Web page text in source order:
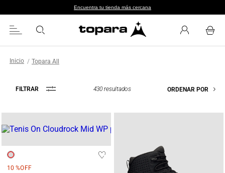
Encuentra tu tienda más cercana
Topara All
FILTRAR 430resultados ORDENAR POR
10 %OFF